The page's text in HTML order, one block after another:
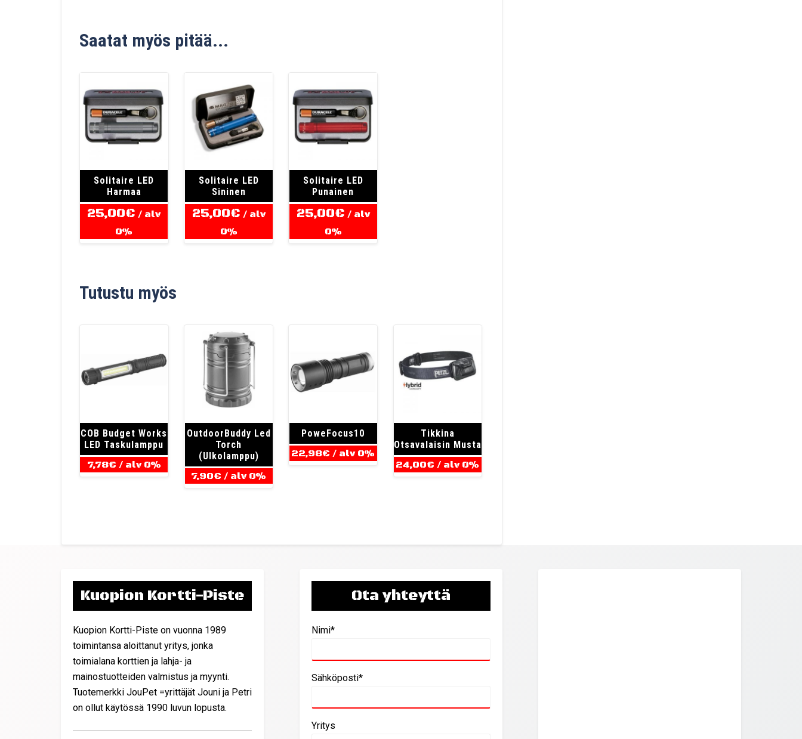
Saatat myös pitää...
Solitaire LED
Harmaa
25,00€ / alv
0%
Solitaire LED
Sininen
25,00€ / alv
0%
Solitaire LED
Punainen
25,00€ / alv
0%
Tutustu myös
COB Budget Works
LED Taskulamppu
7,78€ / alv 0%
OutdoorBuddy Led
Torch
(Ulkolamppu)
7,90€ / alv 0%
PoweFocus10
22,98€ / alv 0%
Tikkina
Otsavalaisin Musta
24,00€ / alv 0%
Kuopion Kortti-Piste
Kuopion Kortti-Piste on vuonna 1989
toimintansa aloittanut yritys, jonka
toimialana korttien ja lahja- ja
mainostuotteiden valmistus ja myynti.
Tuotemerkki JouPet =yrittäjät Jouni ja Petri
on ollut käytössä 1990 luvun lopusta.
Ota yhteyttä
Nimi*
Sähköposti*
Yritys